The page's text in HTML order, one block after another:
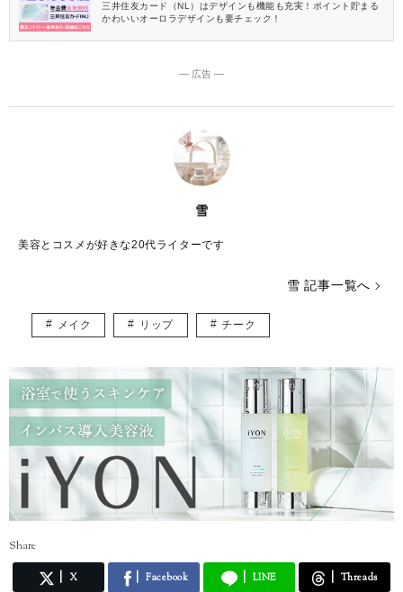
三井住友カード（NL）はデザインも機能も充実！ポイント貯まる
かわいいオーロラデザインも要チェック！
― 広告 ―
雪
美容とコスメが好きな20代ライターです
雪 記事一覧へ
メイク リップ チーク
Share
X Facebook LINE Threads